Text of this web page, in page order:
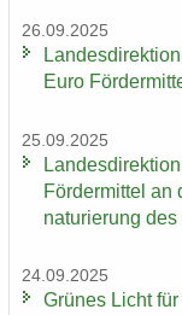
26.09.2025
Euro
25.09.2025
För­der­mit­tel an
na­tu­rie­rung
24.09.2025
Grü­nes Licht